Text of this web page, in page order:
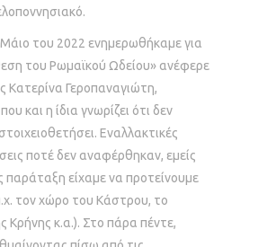
του 2022 ενημερωθήκαμε για
του Ρωμαϊκού Ωδείου» ανέφερε
Κατερίνα Γεροπαναγιώτη,
και η ίδια γνωρίζει ότι δεν
Εναλλακτικές
ποτέ δεν αναφέρθηκαν, εμείς
είχαμε να προτείνουμε
τον χώρο του Κάστρου, το
Κρήνης κ.α.). Στο πάρα πέντε,